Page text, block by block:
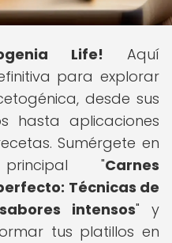
Life! Aquí
para explorar
desde sus
hasta aplicaciones
Sumérgete en
"Carnes
Técnicas de
intensos" y
tus platillos en